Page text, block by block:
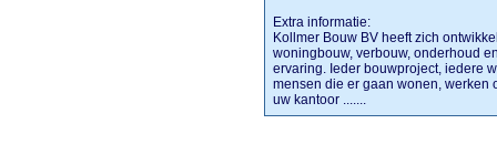
Extra informatie:
Kollmer Bouw BV heeft zich
woningbouw, verbouw, onderhoud
ervaring. Ieder bouwproject, iedere
mensen die er gaan wonen, werken
uw kantoor .......